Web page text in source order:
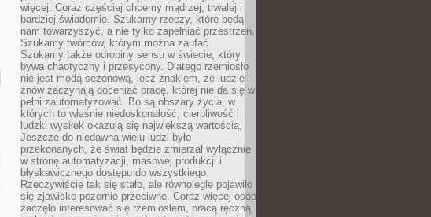
więcej. Coraz częściej chcemy mądrzej, trwalej i
bardziej świadomie. Szukamy rzeczy, które będą
nam towarzyszyć, a nie tylko zapełniać przestrzeń.
Szukamy twórców, którym można zaufać.
Szukamy także odrobiny sensu w świecie, który
bywa chaotyczny i przesycony. Dlatego rzemiosło
nie jest modą sezonową, lecz znakiem, że ludzie
znów zaczynają doceniać pracę, której nie da się w
pełni zautomatyzować. Bo są obszary życia, w
których to właśnie niedoskonałość, cierpliwość i
ludzki wysiłek okazują się największą wartością.
Jeszcze do niedawna wielu ludzi było
przekonanych, że świat będzie zmierzał wyłącznie
w stronę automatyzacji, masowej produkcji i
błyskawicznego dostępu do wszystkiego.
Rzeczywiście tak się stało, ale równolegle pojawiło
się zjawisko pozornie przeciwne. Coraz więcej osób
zaczęło interesować się rzemiosłem, pracą ręczną,